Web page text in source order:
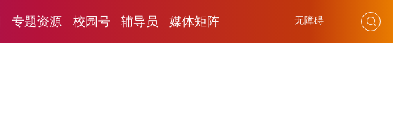
专题资源 校园号 辅导员 媒体矩阵 无障碍